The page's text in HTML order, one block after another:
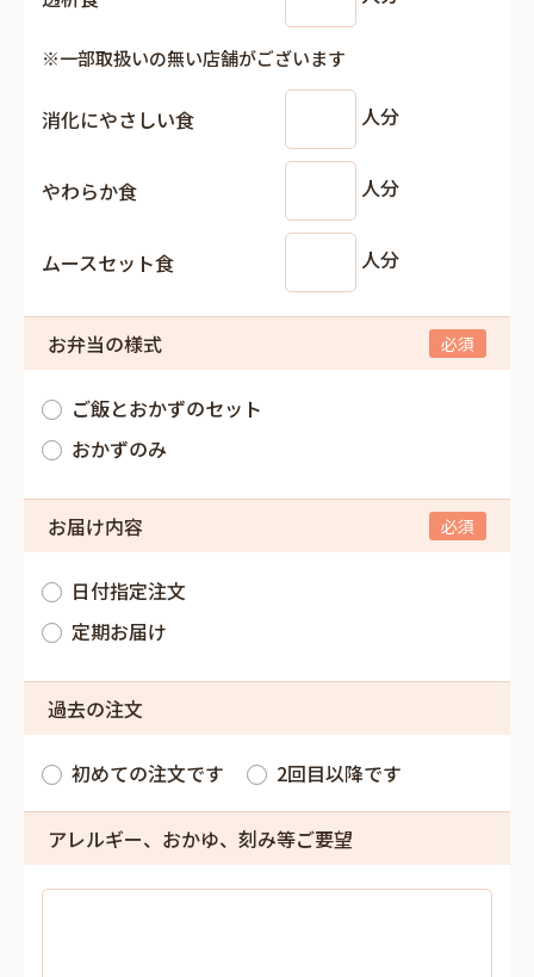
※一部取扱いの無い店舗がございます
消化にやさしい食 人分
やわらか食 人分
ムースセット食 人分
お弁当の様式
ご飯とおかずのセット
おかずのみ
お届け内容
日付指定注文
定期お届け
過去の注文
初めての注文です 2回目以降です
アレルギー、おかゆ、刻み等ご要望